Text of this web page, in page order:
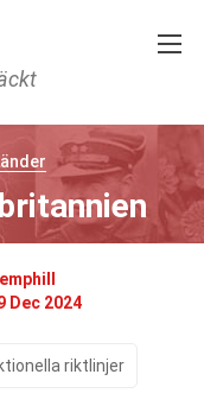
Dec 2024
riktlinjer